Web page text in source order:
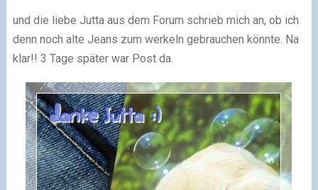
und die liebe Jutta aus dem Forum schrieb mich an, ob ich
denn noch alte Jeans zum werkeln gebrauchen könnte. Na
klar!! 3 Tage später war Post da.